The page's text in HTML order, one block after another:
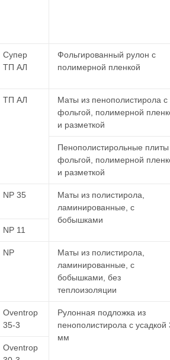
Супер
ТП АЛ
Фольгированный рулон с
полимерной пленкой
ТП АЛ
Маты из пенополистирола с
фольгой, полимерной
и разметкой
Пенополистирольные плиты
фольгой, полимерной
и разметкой
NP 35
Маты из полистирола,
ламинированные, с
бобышками
NP 11
NP
Маты из полистирола,
ламинированные, с
бобышками, без
теплоизоляции
Oventrop
35-3
Рулонная подложка из
пенополистирола с усадкой
мм
Oventrop